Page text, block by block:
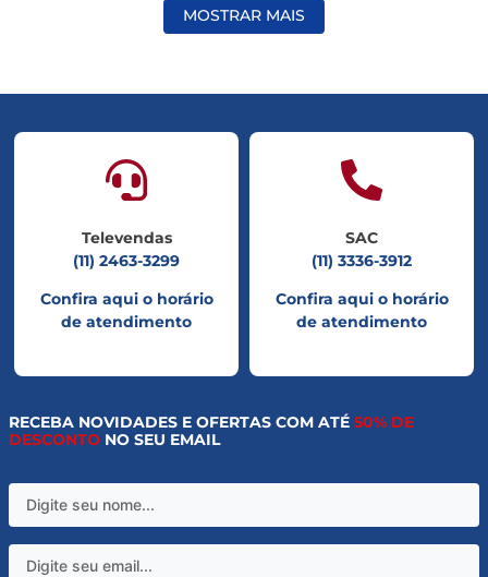
MOSTRAR MAIS
Televendas
(11) 2463-3299
Confira aqui o horário
de atendimento
SAC
(11) 3336-3912
Confira aqui o horário
de atendimento
RECEBA NOVIDADES E OFERTAS COM ATÉ 50% DE
DESCONTO NO SEU EMAIL